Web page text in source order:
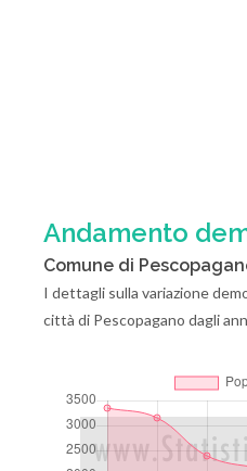
Andamento
Comune di
I dettagli sulla variazione
città di Pescopagano dagli